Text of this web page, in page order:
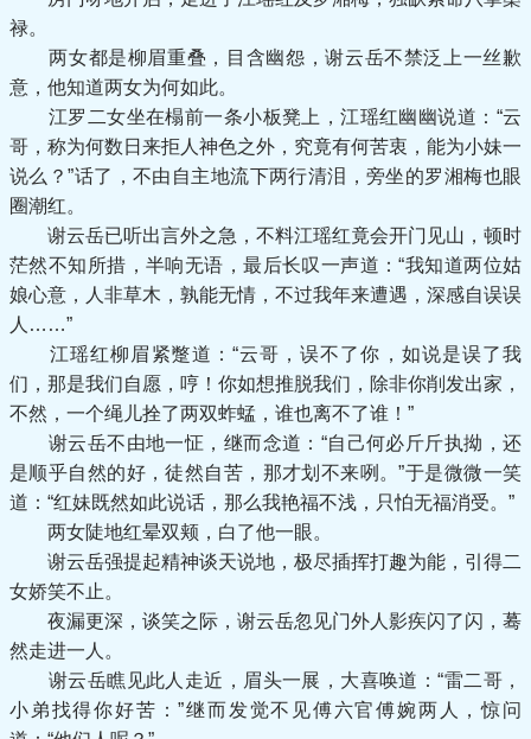
禄。
两女都是柳眉重叠，目含幽怨，谢云岳不禁泛上一丝歉
意，他知道两女为何如此。
江罗二女坐在榻前一条小板凳上，江瑶红幽幽说道：“云
哥，称为何数日来拒人神色之外，究竟有何苦衷，能为小妹一
说么？”话了，不由自主地流下两行清泪，旁坐的罗湘梅也眼
圈潮红。
谢云岳已听出言外之急，不料江瑶红竟会开门见山，顿时
茫然不知所措，半响无语，最后长叹一声道：“我知道两位姑
娘心意，人非草木，孰能无情，不过我年来遭遇，深感自误误
人……”
江瑶红柳眉紧蹩道：“云哥，误不了你，如说是误了我
们，那是我们自愿，哼！你如想推脱我们，除非你削发出家，
不然，一个绳儿拴了两双蚱蜢，谁也离不了谁！”
谢云岳不由地一怔，继而念道：“自己何必斤斤执拗，还
是顺乎自然的好，徒然自苦，那才划不来咧。”于是微微一笑
道：“红妹既然如此说话，那么我艳福不浅，只怕无福消受。”
两女陡地红晕双颊，白了他一眼。
谢云岳强提起精神谈天说地，极尽插挥打趣为能，引得二
女娇笑不止。
夜漏更深，谈笑之际，谢云岳忽见门外人影疾闪了闪，蓦
然走进一人。
谢云岳瞧见此人走近，眉头一展，大喜唤道：“雷二哥，
小弟找得你好苦：”继而发觉不见傅六官傅婉两人，惊问